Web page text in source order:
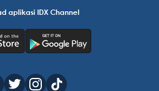
aplikasi IDX Channel